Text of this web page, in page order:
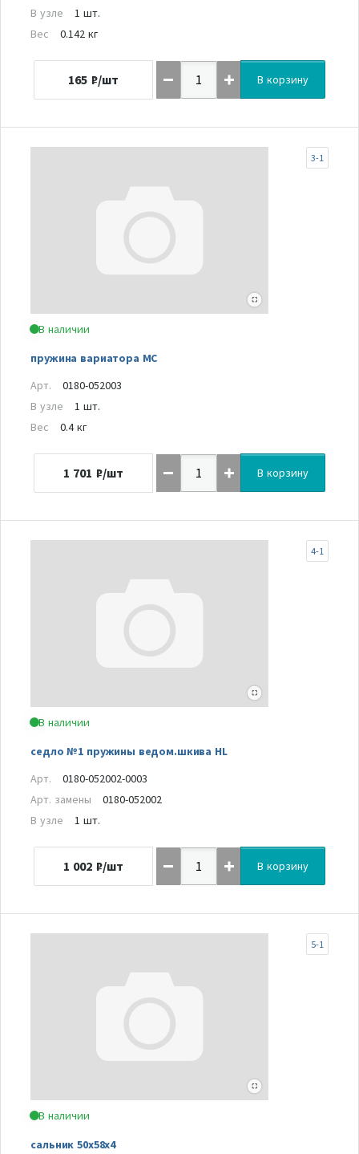
В узле
1 шт.
Вес
0.142 кг
165 ₽/шт В корзину
В наличии
пружина вариатора MC
3-1
Арт.
0180-052003
В узле
1 шт.
Вес
0.4 кг
1 701 ₽/шт В корзину
В наличии
седло №1 пружины ведом.шкива HL
4-1
Арт.
0180-052002-0003
Арт. замены
0180-052002
В узле
1 шт.
1 002 ₽/шт В корзину
В наличии
сальник 50х58х4
5-1